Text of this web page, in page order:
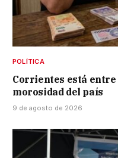
POLÍTICA
Corrientes está
morosidad del país
9 de agosto de 2026